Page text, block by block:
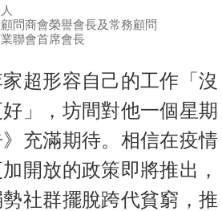
問商會榮譽會長及常務顧問
聯會首席會長
形容自己的工作「沒
」，坊間對他一個星期
充滿期待。相信在疫情
開放的政策即將推出，
社群擺脫跨代貧窮，推